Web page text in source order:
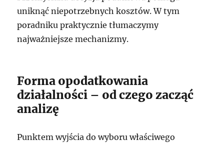
uniknąć niepotrzebnych kosztów. W tym
poradniku praktycznie tłumaczymy
najważniejsze mechanizmy.
Forma opodatkowania
działalności – od czego zacząć
analizę
Punktem wyjścia do wyboru właściwego